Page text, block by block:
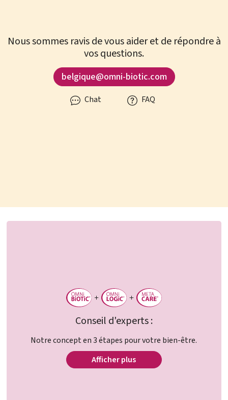
Nous sommes ravis de vous aider et de répondre à
vos questions.
belgique@omni-biotic.com
Chat FAQ
Conseil d'experts :
Notre concept en 3 étapes pour votre bien-être.
Afficher plus